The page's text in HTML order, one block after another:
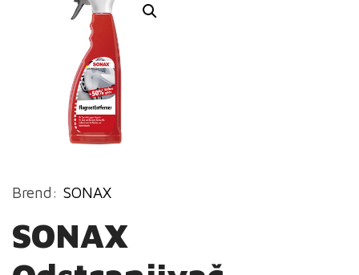
Brend: SONAX
SONAX